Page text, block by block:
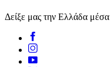
Δείξε μας την Ελλάδα